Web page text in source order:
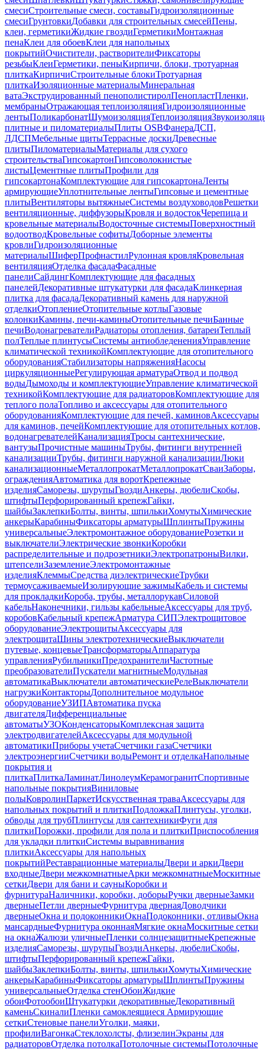
смесиСтроительные смеси, составыГидроизоляционные
смесиГрунтовкиДобавки для строительных смесейПены,
клеи, герметикиЖидкие гвоздиГерметикиМонтажная
пенаКлеи для обоевКлеи для напольных
покрытийОчистители, растворителиФиксаторы
резьбыКлеиГерметики, пеныКирпичи, блоки, тротуарная
плиткаКирпичиСтроительные блокиТротуарная
плиткаИзоляционные материалыМинеральная
ватаЭкструдированный пенополистиролПенопластПленки,
мембраныОтражающая теплоизоляцияГидроизоляционные
лентыПоликарбонатШумоизоляцияТеплоизоляция
плитные и пиломатериалыПлиты OSBФанераДСП,
ЛДСПМебельные щитыТеррасные доскиДревесные
плитыПиломатериалыМатериалы для сухого
строительстваГипсокартонГипсоволокнистые
листыЦементные плитыПрофили для
гипсокартонаКомплектующие для гипсокартонаЛенты
армирующиеУплотнительные лентыГипсовые и цементные
плитыВентиляторы вытяжныеСистемы воздуховодовРешетки
вентиляционные, диффузорыКровля и водостокЧерепица и
кровельные материалыВодосточные системыПоверхностный
водоотводКровельные софитыДоборные элементы
кровлиГидроизоляционные
материалыШиферПрофнастилРулонная кровляКровельная
вентиляцияОтделка фасадаФасадные
панелиСайдингКомплектующие для фасадных
панелейДекоративные штукатурки для фасадаКлинкерная
плитка для фасадаДекоративный камень для наружной
отделкиОтоплениеОтопительные котлыГазовые
колонкиКамины, печи-каминыОтопительные печиБанные
печиВодонагревателиРадиаторы отопления, батареиТеплый
полТеплые плинтусыСистемы антиобледененияУправление
климатической техникойКомплектующие для отопительного
оборудованияСтабилизаторы напряженияНасосы
циркуляционныеРегулирующая арматураОтвод и подвод
водыДымоходы и комплектующиеУправление климатической
техникойКомплектующие для радиаторовКомплектующие для
теплого полаТопливо и аксессуары для отопительного
оборудованияКомплектующие для печей, каминовАксессуары
для каминов, печейКомплектующие для отопительных котлов,
водонагревателейКанализацияТросы сантехнические,
вантузыПрочистные машиныТрубы, фитинги внутренней
канализацииТрубы, фитинги наружной канализацииЛюки
канализационныеМеталлопрокатМеталлопрокатСваиЗаборы,
огражденияАвтоматика для воротКрепежные
изделияСаморезы, шурупыГвоздиАнкеры, дюбелиСкобы,
штифтыПерфорированный крепежГайки,
шайбыЗаклепкиБолты, винты, шпилькиХомутыХимические
анкерыКарабиныФиксаторы арматурыШплинтыПружины
универсальныеЭлектромонтажное оборудованиеРозетки и
выключателиЭлектрические звонкиКоробки
распределительные и подрозетникиЭлектропатроныВилки,
штепселиЗаземлениеЭлектромонтажные
изделияКлеммыСредства диэлектрическиеТрубки
термоусаживаемыеИзолирующие зажимыКабель и системы
для прокладкиКороба, трубы, металлорукавСиловой
кабельНаконечники, гильзы кабельныеАксессуары для труб,
коробовКабельный крепежАрматура СИПЭлектрощитовое
оборудованиеЭлектрощитыАксессуары для
электрощитаШины электротехническиеВыключатели
путевые, концевыеТрансформаторыАппаратура
управленияРубильникиПредохранителиЧастотные
преобразователиПускатели магнитныеМодульная
автоматикаВыключатели автоматическиеРелеВыключатели
нагрузкиКонтакторыДополнительное модульное
оборудованиеУЗИПАвтоматика пуска
двигателяДифференциальные
автоматыУЗОКонденсаторыКомплексная защита
электродвигателейАксессуары для модульной
автоматикиПриборы учетаСчетчики газаСчетчики
электроэнергииСчетчики водыРемонт и отделкаНапольные
покрытия и
плиткаПлиткаЛаминатЛинолеумКерамогранитСпортивные
напольные покрытияВиниловые
полыКовролинПаркетИскусственная траваАксессуары для
напольных покрытий и плиткиПодложкаПлинтусы, уголки,
обводы для трубПлинтусы для сантехникиФуги для
плиткиПорожки, профили для пола и плиткиПриспособления
для укладки плиткиСистемы выравнивания
плиткиАксессуары для напольных
покрытийРеставрационные материалыДвери и аркиДвери
входныеДвери межкомнатныеАрки межкомнатныеМоскитные
сеткиДвери для бани и сауныКоробки и
фурнитураНаличники, коробки, доборыРучки дверныеЗамки
дверныеПетли дверныеФурнитура двернаяДоводчики
дверныеОкна и подоконникиОкнаПодоконники, отливыОкна
мансардныеФурнитура оконнаяМягкие окнаМоскитные сетки
на окнаЖалюзи уличныеПленки солнцезащитныеКрепежные
изделияСаморезы, шурупыГвоздиАнкеры, дюбелиСкобы,
штифтыПерфорированный крепежГайки,
шайбыЗаклепкиБолты, винты, шпилькиХомутыХимические
анкерыКарабиныФиксаторы арматурыШплинтыПружины
универсальныеОтделка стенОбоиЖидкие
обоиФотообоиШтукатурки декоративныеДекоративный
каменьСкиналиПленки самоклеящиеся Армирующие
сеткиСтеновые панелиУголки, маяки,
профилиВагонкаСтеклохолсты, флизелинЭкраны для
радиаторовОтделка потолкаПотолочные системыПотолочные